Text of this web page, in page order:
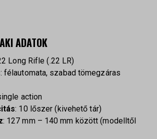
ADATOK
Long Rifle (.22 LR)
: félautomata, szabad tömegzáras
action
: 10 lőszer (kivehető tár)
: 127 mm – 140 mm között (modelltől